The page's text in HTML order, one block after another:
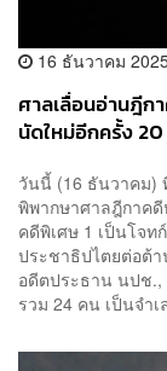
16 ธันวาคม
ศาลเลื่อนอ่านฎีก
นัดใหม่อีกครั้ง
วันนี้ (16 ธันวาคม)
พิพากษาศาลฎีกาคดี
คดีพิเศษ 1 เป็นโจ
ประชาธิปไตยต่อต้
อดีตประธาน นปช.,
รวม 24 คน เป็นจำ